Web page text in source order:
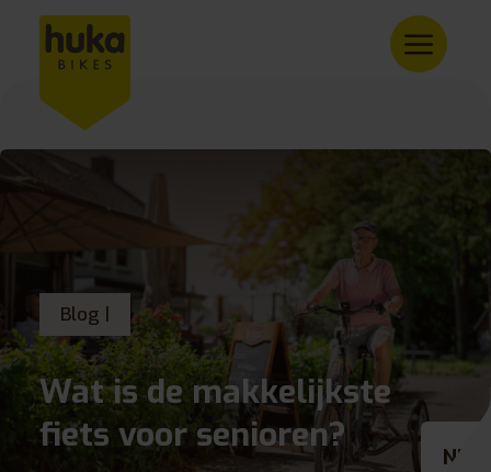
Blog |
Wat is de makkelijkste
fiets voor senioren?
NL